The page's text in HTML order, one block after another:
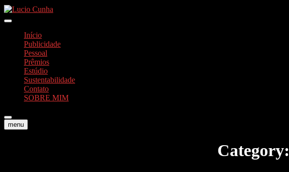
Skip
to
Lucio Cunha
Foto e Vídeos
Início
Publicidade
Pessoal
Prêmios
Estúdio
Sustentabilidade
Contato
SOBRE MIM
menu
Category: